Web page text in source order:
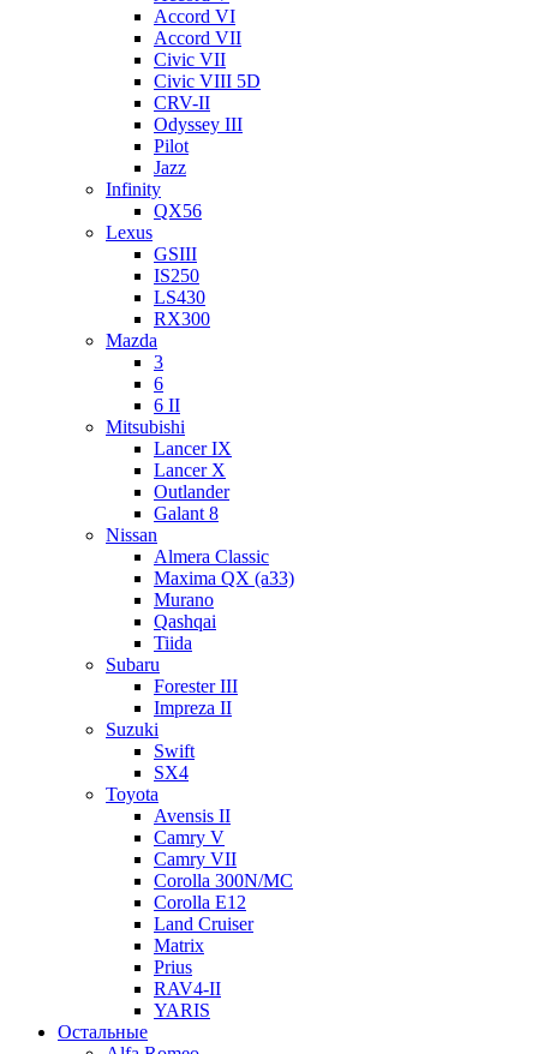
Accord VI
Accord VII
Civic VII
Civic VIII 5D
CRV-II
Odyssey III
Pilot
Jazz
Infinity
QX56
Lexus
GSIII
IS250
LS430
RX300
Mazda
3
6
6 II
Mitsubishi
Lancer IX
Lancer X
Outlander
Galant 8
Nissan
Almera Classic
Maxima QX (a33)
Murano
Qashqai
Tiida
Subaru
Forester III
Impreza II
Suzuki
Swift
SX4
Toyota
Avensis II
Camry V
Camry VII
Corolla 300N/MC
Corolla E12
Land Cruiser
Matrix
Prius
RAV4-II
YARIS
Остальные